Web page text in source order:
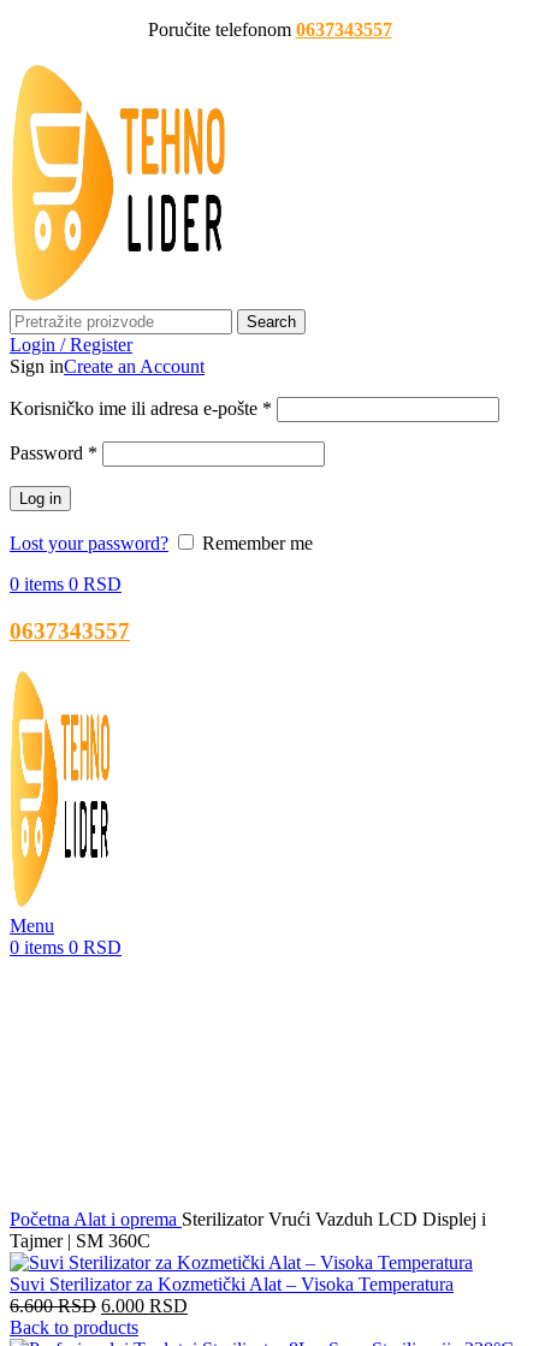
Poručite telefonom 0637343557
Search
Login / Register
Sign inCreate an Account
Korisničko ime ili adresa e-pošte *
Password *
Log in
Lost your password?
Remember me
0 items 0 RSD
0637343557
Menu
0 items 0 RSD
PočetnaAlat i oprema Sterilizator Vrući Vazduh LCD Displej i
Tajmer | SM 360C
Suvi Sterilizator za Kozmetički Alat – Visoka Temperatura
6.600RSD 6.000 RSD
Back to products